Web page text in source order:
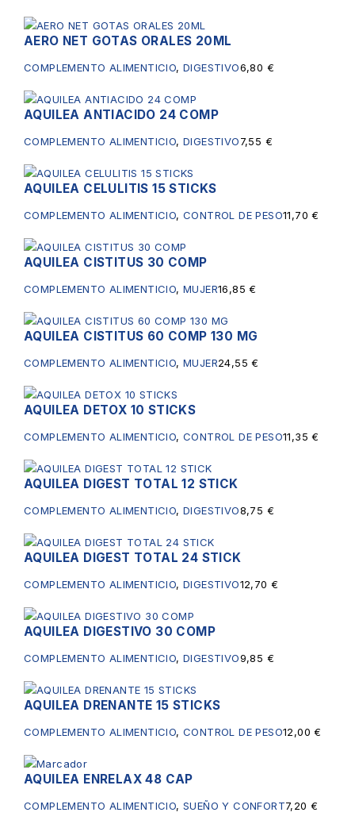
AERO NET GOTAS ORALES 20ML
COMPLEMENTO ALIMENTICIO,DIGESTIVO6,80 €
AQUILEA ANTIACIDO 24 COMP
COMPLEMENTO ALIMENTICIO,DIGESTIVO7,55 €
AQUILEA CELULITIS 15 STICKS
COMPLEMENTO ALIMENTICIO,CONTROL DE PESO11,70€
AQUILEA CISTITUS 30 COMP
COMPLEMENTO ALIMENTICIO,MUJER16,85€
AQUILEA CISTITUS 60 COMP 130 MG
COMPLEMENTO ALIMENTICIO,MUJER24,55€
AQUILEA DETOX 10 STICKS
COMPLEMENTO ALIMENTICIO,CONTROL DE PESO11,35€
AQUILEA DIGEST TOTAL 12 STICK
COMPLEMENTO ALIMENTICIO,DIGESTIVO8,75 €
AQUILEA DIGEST TOTAL 24 STICK
COMPLEMENTO ALIMENTICIO,DIGESTIVO12,70€
AQUILEA DIGESTIVO 30 COMP
COMPLEMENTO ALIMENTICIO,DIGESTIVO9,85 €
AQUILEA DRENANTE 15 STICKS
COMPLEMENTO ALIMENTICIO,CONTROL DE PESO12,00€
AQUILEA ENRELAX 48 CAP
COMPLEMENTO ALIMENTICIO,SUEÑO Y CONFORT7,20€